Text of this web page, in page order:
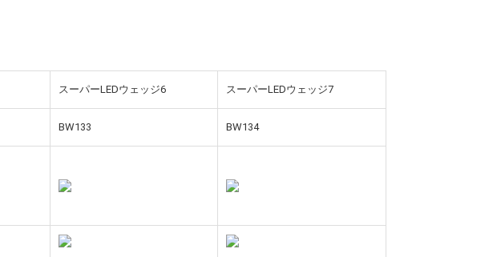
スーパーLEDウェッジ6 スーパーLEDウェッジ7
BW133 BW134